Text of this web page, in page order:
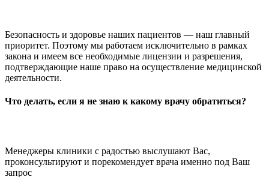
Безопасность и здоровье наших пациентов — наш главный
приоритет. Поэтому мы работаем исключительно в рамках
закона и имеем все необходимые лицензии и разрешения,
подтверждающие наше право на осуществление медицинской
деятельности.
Что делать, если я не знаю к какому врачу обратиться?
Менеджеры клиники с радостью выслушают Вас,
проконсультируют и порекомендует врача именно под Ваш
запрос